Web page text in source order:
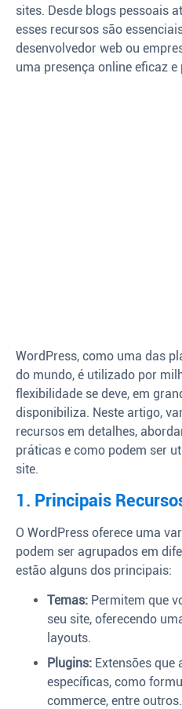
sites. Desde blogs pessoais
esses recursos são
desenvolvedor web ou
uma presença online eficaz
WordPress, como uma das
do mundo, é utilizado por
flexibilidade se deve, em
disponibiliza. Neste artigo,
recursos em detalhes,
práticas e como podem ser
site.
1. Principais
O WordPress oferece uma
podem ser agrupados em
estão alguns dos principais:
Temas: Permitem que
seu site, oferecendo
layouts.
Plugins: Extensões
específicas, como
commerce, entre outros.